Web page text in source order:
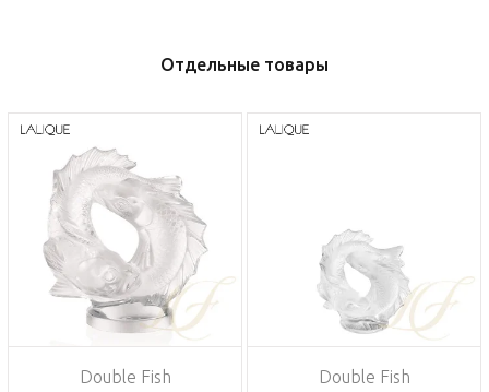
Отдельные товары
Double Fish Double Fish